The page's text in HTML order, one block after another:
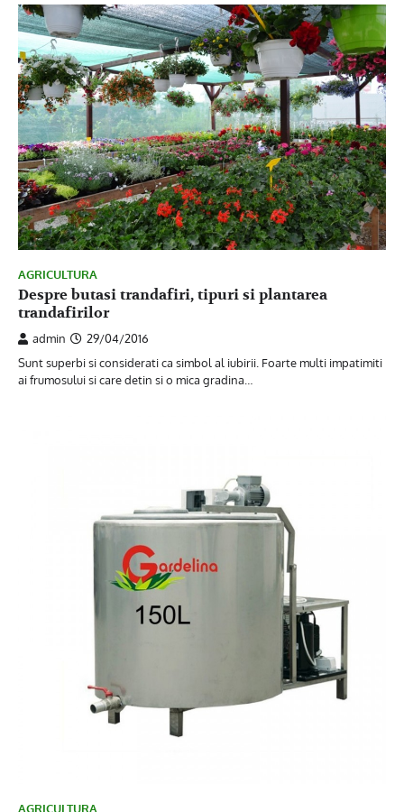
AGRICULTURA
Despre butasi trandafiri, tipuri si plantarea
trandafirilor
admin
29/04/2016
Sunt superbi si considerati ca simbol al iubirii. Foarte multi impatimiti
ai frumosului si care detin si o mica gradina…
AGRICULTURA